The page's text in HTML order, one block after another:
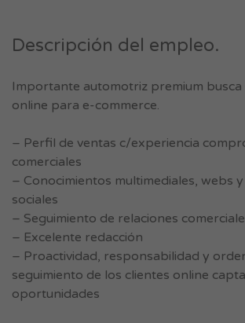
Descripción del empleo.
Importante automotriz premium busca
online para e-commerce.
– Perfil de ventas c/experiencia
comerciales
– Conocimientos multimediales, webs
sociales
– Seguimiento de relaciones
– Excelente redacción
– Proactividad, responsabilidad y
seguimiento de los clientes online
oportunidades